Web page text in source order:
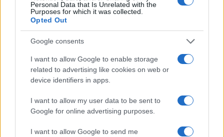
Personal Data that Is Unrelated with the
Purposes for which it was collected.
Opted Out
Google consents
I want to allow Google to enable storage
related to advertising like cookies on web or
device identifiers in apps.
I want to allow my user data to be sent to
Google for online advertising purposes.
I want to allow Google to send me
Come è cambiata la villeggiatura: dalle pensioncine al
turismo lento
Beatrice Beretta · 8 Ago 2026
TEMPO LIBERO